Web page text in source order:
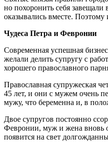
но похоронить себя
оказывались вместе.
Чудеса Петра и Февронии
Современная успешная
желали делить супругу с
хорошего православного
Православная супружеская
45 лет, и они с мужем очень
мужу, что беременна и, в
Двое супругов постоянно
Февронии, муж и жена вновь
появится на свет